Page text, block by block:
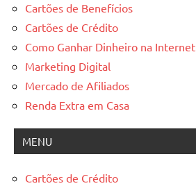
Cartões de Benefícios
Cartões de Crédito
Como Ganhar Dinheiro na Internet
Marketing Digital
Mercado de Afiliados
Renda Extra em Casa
MENU
Cartões de Crédito